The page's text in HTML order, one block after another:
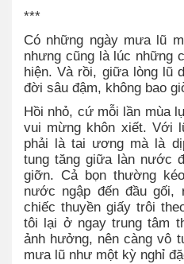
***
Có những ngày mưa lũ
nhưng cũng là lúc những
hiện. Và rồi, giữa lòng lũ
đời sâu đậm, không bao
Hồi nhỏ, cứ mỗi lần mùa
vui mừng khôn xiết. Với
phải là tai ương mà là
tung tăng giữa làn nước
giỡn. Cả bọn thường
nước ngập đến đầu gối,
chiếc thuyền giấy trôi
tôi lại ở ngay trung tâm
ảnh hưởng, nên càng vô
mưa lũ như một kỳ nghỉ